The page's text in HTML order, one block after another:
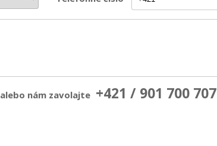
alebo nám zavolajte +421 / 901 700 707